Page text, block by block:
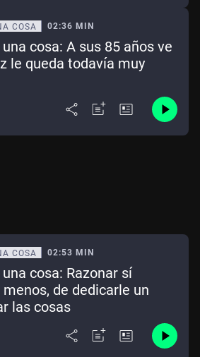
Mes actual
COSA 02:36 MIN
cosa: A sus 85 años ve
le queda todavía muy
COSA 02:53 MIN
cosa: Razonar sí
de dedicarle un
las cosas